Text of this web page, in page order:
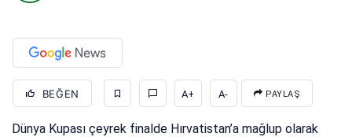
BEĞEN A+ A- PAYLAŞ
Dünya Kupası çeyrek finalde Hırvatistan’a mağlup olarak